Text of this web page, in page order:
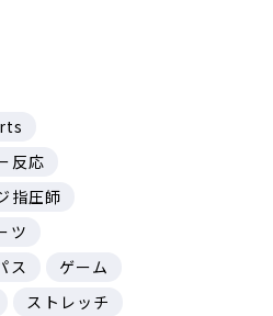
反応
指圧師
ツ
ス
ゲーム
ストレッチ